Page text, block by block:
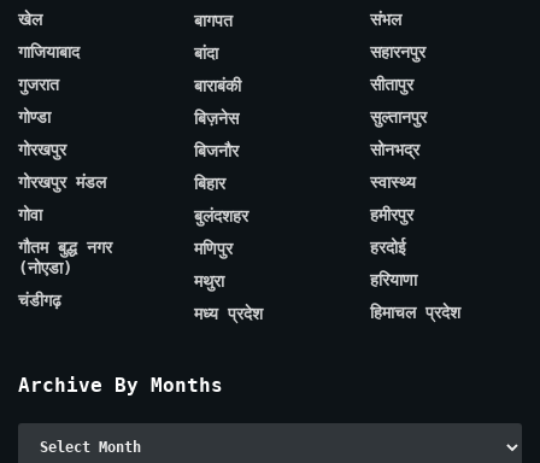
खेल
गाजियाबाद
गुजरात
गोण्डा
गोरखपुर
गोरखपुर मंडल
गोवा
गौतम बुद्ध नगर
(नोएडा)
चंडीगढ़
बागपत
बांदा
बाराबंकी
बिज़नेस
बिजनौर
बिहार
बुलंदशहर
मणिपुर
मथुरा
मध्य प्रदेश
संभल
सहारनपुर
सीतापुर
सुल्तानपुर
सोनभद्र
स्वास्थ्य
हमीरपुर
हरदोई
हरियाणा
हिमाचल प्रदेश
Archive By Months